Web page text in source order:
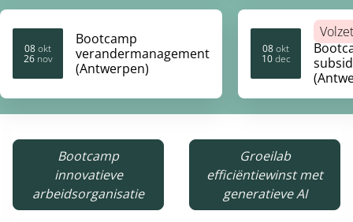
08okt
2026
26nov
2026
Bootcamp
verandermanagement
(Antwerpen)
08okt
2026
10dec
2026
Volzet
Bootcamp
innovatieve
arbeidsorganisatie
Groeilab
efficiëntiewinst met
generatieve AI